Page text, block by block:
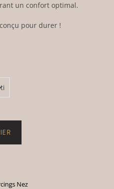
un confort optimal.
pour durer !
Nez